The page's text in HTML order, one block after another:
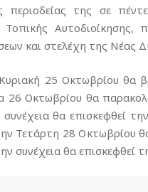
περιοδείας της σε
Αυτοδιοίκησης,
και στελέχη της Νέας
25 Οκτωβρίου θα
26 Οκτωβρίου θα
θα επισκεφθεί
Τετάρτη 28 Οκτωβρίου
συνέχεια θα επισκεφθεί